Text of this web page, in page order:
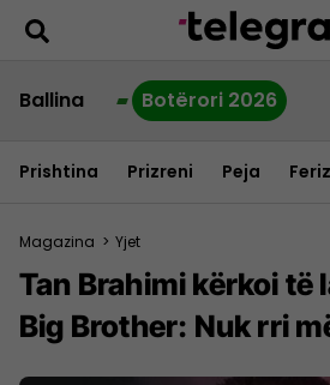
Ballina Botërori 2026
Prishtina Prizreni Peja
Magazina > Yjet
Tan Brahimi kërkoi të
Big Brother: Nuk rri